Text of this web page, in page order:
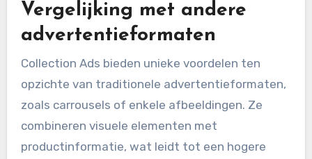
Vergelijking met andere
advertentieformaten
Collection Ads bieden unieke voordelen ten
opzichte van traditionele advertentieformaten,
zoals carrousels of enkele afbeeldingen. Ze
combineren visuele elementen met
productinformatie, wat leidt tot een hogere